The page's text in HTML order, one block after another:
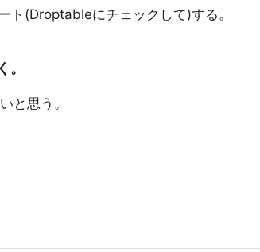
(Droptableにチェックして)する。
と思う。